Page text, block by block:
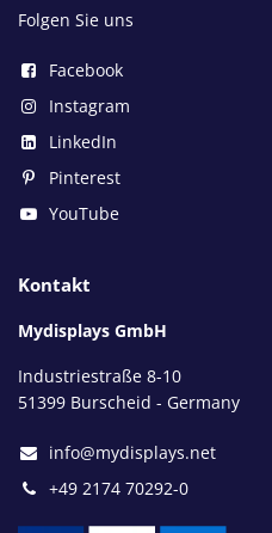
Folgen Sie uns
Facebook
Instagram
LinkedIn
Pinterest
YouTube
Kontakt
Mydisplays GmbH
Industriestraße 8-10
51399 Burscheid - Germany
info@mydisplays.net
+49 2174 70292-0